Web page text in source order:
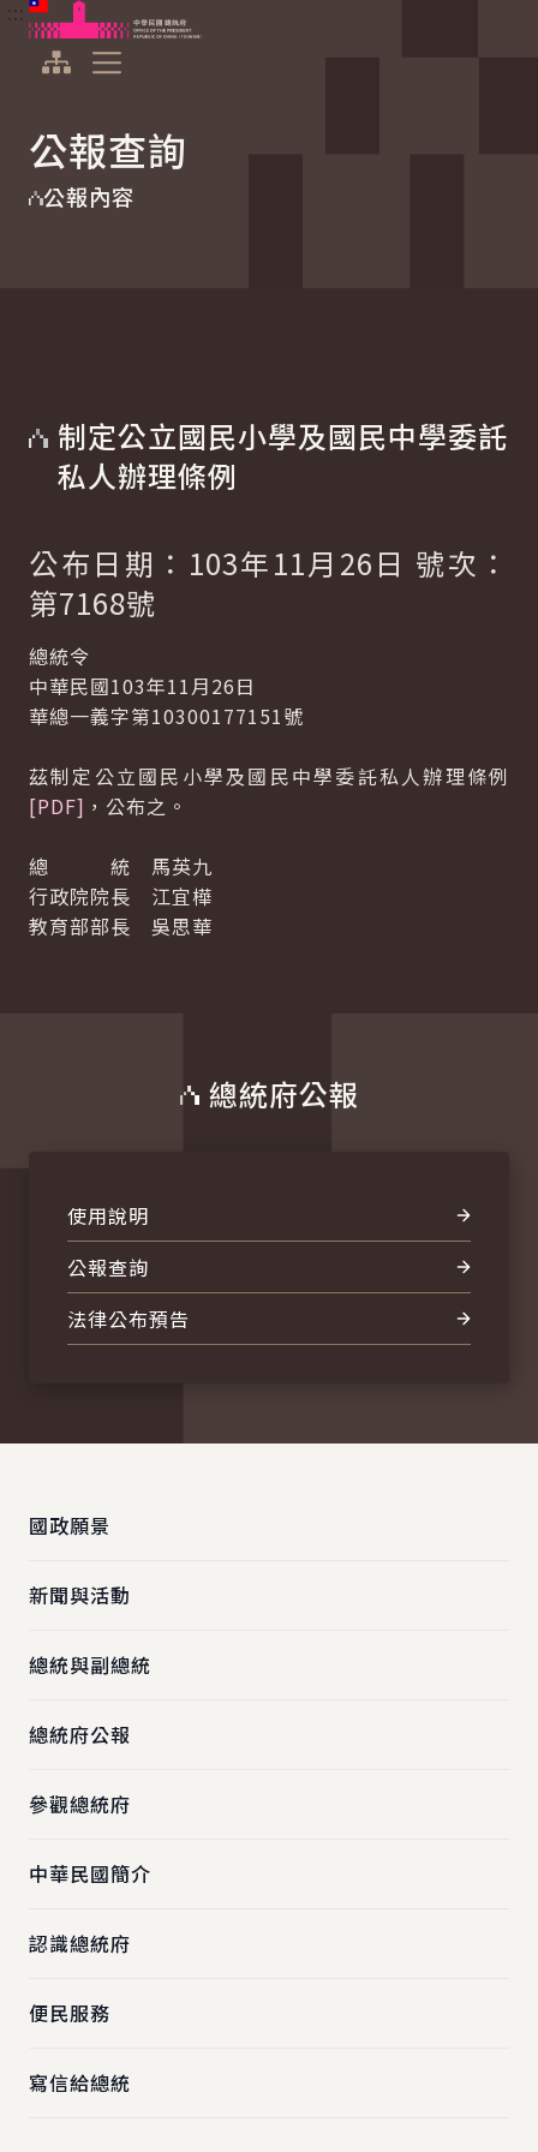
跳到主要內容
中華民國總統府
公報查詢
公報內容
制定公立國民小學及國民中學委託
私人辦理條例
公布日期：103年11月26日 號次：
第7168號
總統令
中華民國103年11月26日
華總一義字第10300177151號
茲制定公立國民小學及國民中學委託私人辦理條例
[PDF] ，公布之。
總 統 馬英九
行政院院長 江宜樺
教育部部長 吳思華
總統府公報
使用說明
公報查詢
法律公布預告
國政願景
新聞與活動
總統與副總統
總統府公報
參觀總統府
中華民國簡介
認識總統府
便民服務
寫信給總統